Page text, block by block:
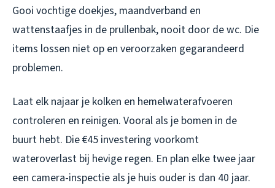
Gooi vochtige doekjes, maandverband en
wattenstaafjes in de prullenbak, nooit door de wc. Die
items lossen niet op en veroorzaken gegarandeerd
problemen.
Laat elk najaar je kolken en hemelwaterafvoeren
controleren en reinigen. Vooral als je bomen in de
buurt hebt. Die €45 investering voorkomt
wateroverlast bij hevige regen. En plan elke twee jaar
een camera-inspectie als je huis ouder is dan 40 jaar.